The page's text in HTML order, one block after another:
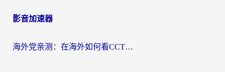
影音加速器
海外党亲测：在海外如何看CCTV？告别“仅限大陆播放”的实用指南